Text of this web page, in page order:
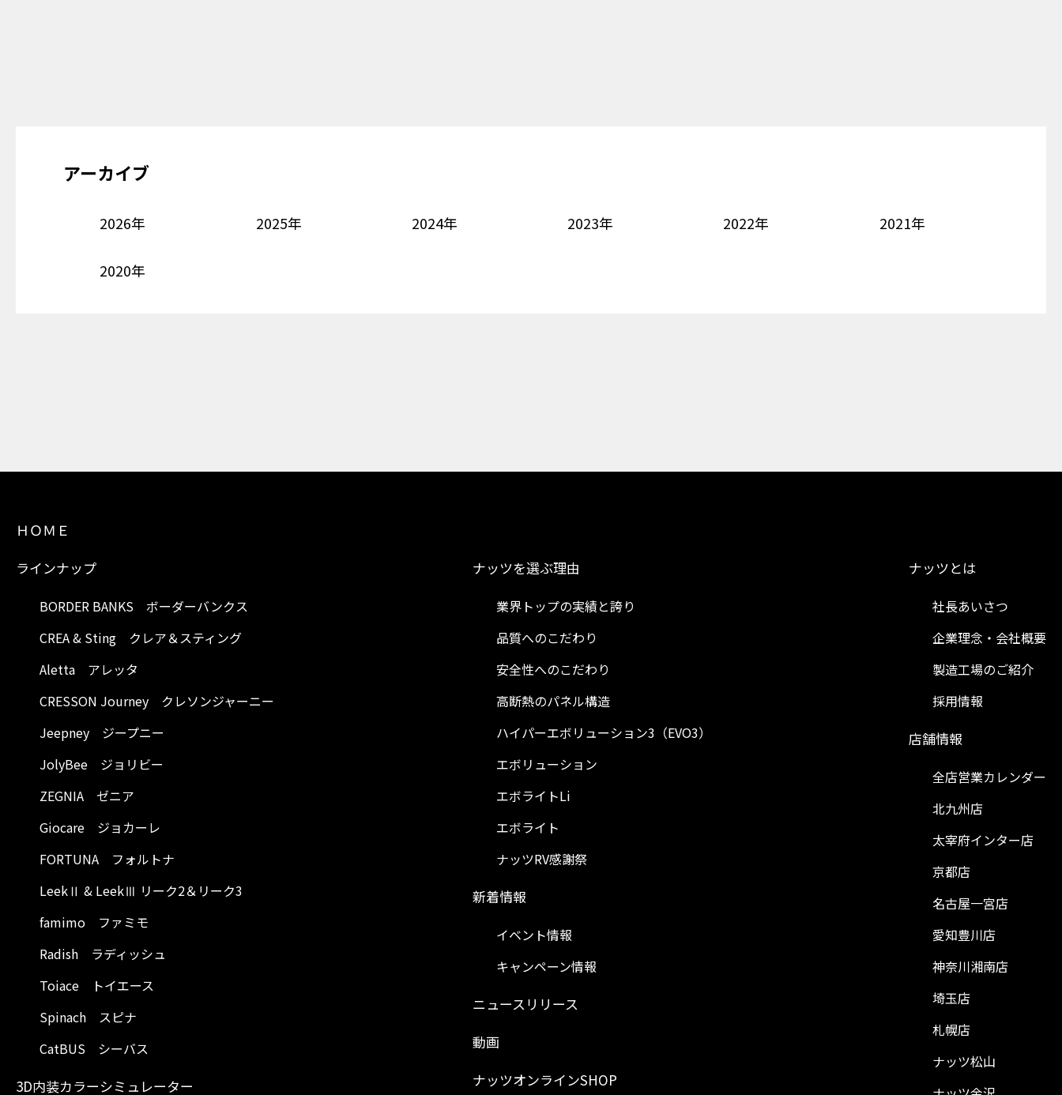
アーカイブ
2026年 2025年 2024年 2023年 2022年 2021年
2020年
ＨＯＭＥ
ラインナップ
BORDER BANKS ボーダーバンクス
CREA & Sting クレア＆スティング
Aletta アレッタ
CRESSON Journey クレソンジャーニー
Jeepney ジープニー
JolyBee ジョリビー
ZEGNIA ゼニア
Giocare ジョカーレ
FORTUNA フォルトナ
LeekⅡ & LeekⅢ リーク2＆リーク3
famimo ファミモ
Radish ラディッシュ
Toiace トイエース
Spinach スピナ
CatBUS シーバス
3D内装カラーシミュレーター
ナッツを選ぶ理由
業界トップの実績と誇り
品質へのこだわり
安全性へのこだわり
高断熱のパネル構造
ハイパーエボリューション3（EVO3）
エボリューション
エボライトLi
エボライト
ナッツRV感謝祭
新着情報
イベント情報
キャンペーン情報
ニュースリリース
動画
ナッツオンラインSHOP
ナッツとは
社長あいさつ
企業理念・会社概要
製造工場のご紹介
採用情報
店舗情報
全店営業カレンダー
北九州店
太宰府インター店
京都店
名古屋一宮店
愛知豊川店
神奈川湘南店
埼玉店
札幌店
ナッツ松山